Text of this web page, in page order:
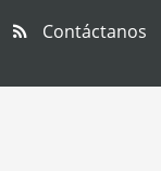
Contáctanos